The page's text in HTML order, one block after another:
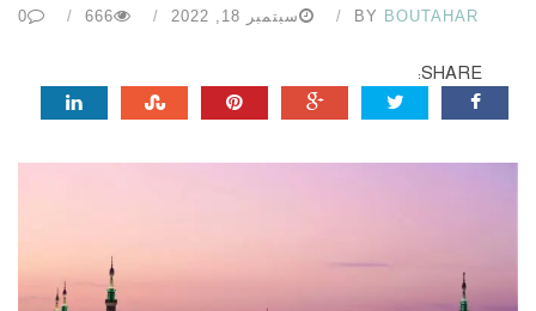
BY BOUTAHAR سبتمبر 18, 2022 666
0
SHARE: